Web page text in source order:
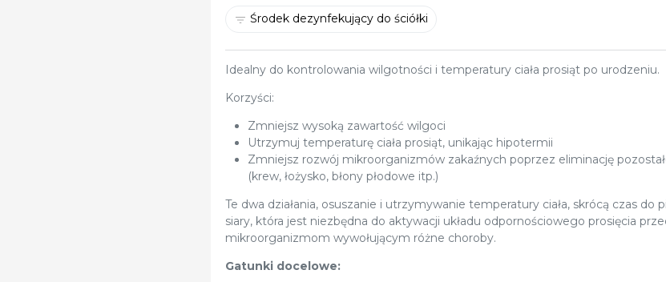
Środek dezynfekujący do ściółki
Idealny do kontrolowania wilgotności i temperatury ciała prosiąt po urodzeniu.
Korzyści:
Zmniejsz wysoką zawartość wilgoci
Utrzymuj temperaturę ciała prosiąt, unikając hipotermii
Zmniejsz rozwój mikroorganizmów zakaźnych poprzez eliminację
(krew, łożysko, błony płodowe itp.)
Te dwa działania, osuszanie i utrzymywanie temperatury ciała, skrócą czas do
siary, która jest niezbędna do aktywacji układu odpornościowego prosięcia
mikroorganizmom wywołującym różne choroby.
Gatunki docelowe: